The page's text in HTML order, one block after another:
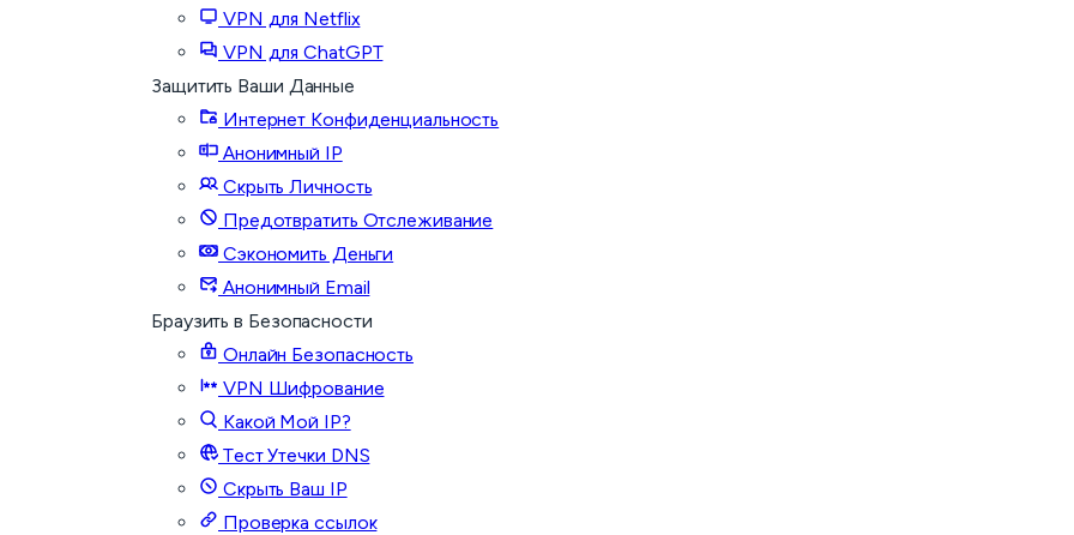
VPN для Netflix
VPN для ChatGPT
Защитить Ваши Данные
Интернет Конфиденциальность
Анонимный IP
Скрыть Личность
Предотвратить Отслеживание
Сэкономить Деньги
Анонимный Email
Браузить в Безопасности
Онлайн Безопасность
VPN Шифрование
Какой Мой IP?
Тест Утечки DNS
Скрыть Ваш IP
Проверка ссылок